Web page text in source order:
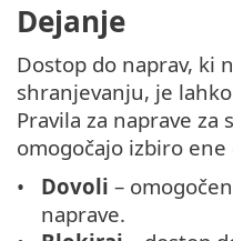
Dejanje
Dostop do naprav, ki
shranjevanju, je
Pravila za naprave za
omogočajo izbiro
Dovoli –
naprave.